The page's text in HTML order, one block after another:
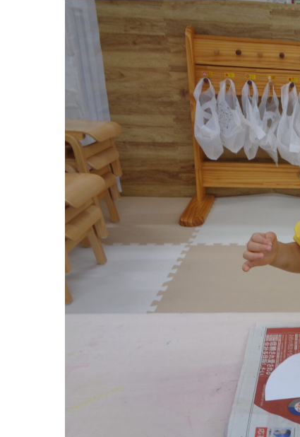
お知らせ 今日の
安⼼・安全対策
教育
美⽊多幼稚
園の1⽇
年間⾏事